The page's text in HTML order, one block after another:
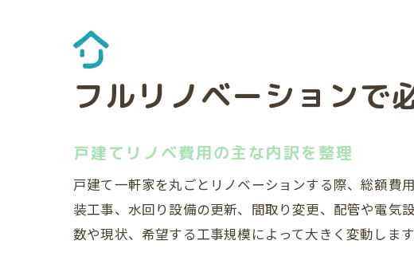
フルリノベーションで
戸建てリノベ費用の主な内訳を整理
戸建て一軒家を丸ごとリノベーションする際、総額費
装工事、水回り設備の更新、間取り変更、配管や電気
数や現状、希望する工事規模によって大きく変動します